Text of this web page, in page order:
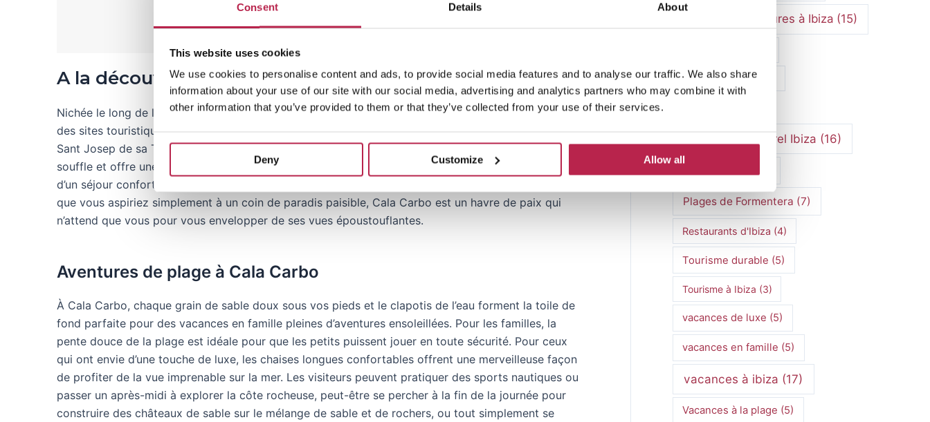
Consent Details About
This website uses cookies
We use cookies to personalise content and ads, to provide social media features and to analyse our traffic. We also share
information about your use of our site with our social media, advertising and analytics partners who may combine it with
other information that you’ve provided to them or that they’ve collected from your use of their services.
Deny Customize Allow all
A la découverte de Cala Carbo : Un joyau caché d'Ibiza
Nichée le long de la pittoresque côte sud-ouest, Cala Carbo promet une retraite paisible au milieu
des sites touristiques très fréquentés d’Ibiza. Située à une courte distance des villes animées de
Sant Josep de sa Talaia, cette baie isolée et magnifique révèle un panorama de vues à couper le
souffle et offre une combinaison exquise de relaxation et de beauté naturelle qui résume l’essence
d’un séjour confortable. Que vous soyez à la recherche d’une vue à couper le souffle sur la mer ou
que vous aspiriez simplement à un coin de paradis paisible, Cala Carbo est un havre de paix qui
n’attend que vous pour vous envelopper de ses vues époustouflantes.
Aventures de plage à Cala Carbo
À Cala Carbo, chaque grain de sable doux sous vos pieds et le clapotis de l’eau forment la toile de
fond parfaite pour des vacances en famille pleines d’aventures ensoleillées. Pour les familles, la
pente douce de la plage est idéale pour que les petits puissent jouer en toute sécurité. Pour ceux
qui ont envie d’une touche de luxe, les chaises longues confortables offrent une merveilleuse façon
de profiter de la vue imprenable sur la mer. Les visiteurs peuvent pratiquer des sports nautiques ou
passer un après-midi à explorer la côte rocheuse, peut-être se percher à la fin de la journée pour
construire des châteaux de sable sur le mélange de sable et de rochers, ou tout simplement se
Location de voitures à Ibiza (15)
Marchés hippies
patrimoine culturel Ibiza (16)
Plages de Formentera (7)
Restaurants d'Ibiza (4)
Tourisme durable (5)
Tourisme à Ibiza (3)
vacances de luxe (5)
vacances en famille (5)
vacances à ibiza (17)
Vacances à la plage (5)